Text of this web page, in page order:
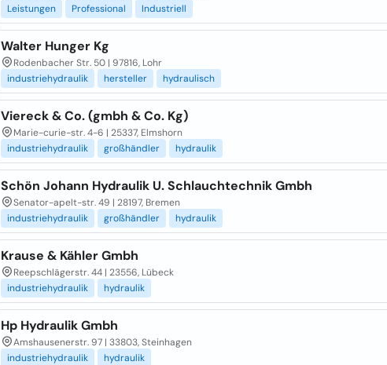
Leistungen
Professional Industriell
Walter Hunger Kg
Rodenbacher Str. 50 | 97816, Lohr
industriehydraulik
hersteller hydraulisch
Viereck & Co. (gmbh & Co. Kg)
Marie-curie-str. 4-6 | 25337, Elmshorn
industriehydraulik
großhändler hydraulik
Schön Johann Hydraulik U. Schlauchtechnik Gmbh
Senator-apelt-str. 49 | 28197, Bremen
industriehydraulik
großhändler hydraulik
Krause & Kähler Gmbh
Reepschlägerstr. 44 | 23556, Lübeck
industriehydraulik
hydraulik
Hp Hydraulik Gmbh
Amshausenerstr. 97 | 33803, Steinhagen
industriehydraulik
hydraulik